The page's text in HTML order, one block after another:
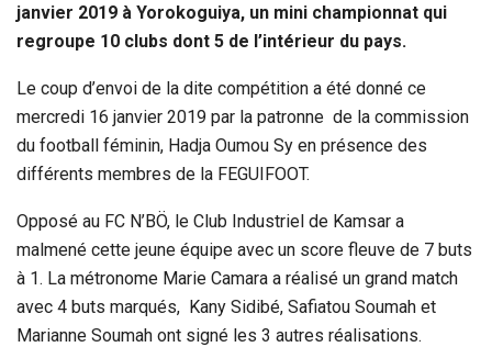
janvier 2019 à Yorokoguiya, un mini championnat qui
regroupe 10 clubs dont 5 de l’intérieur du pays.
Le coup d’envoi de la dite compétition a été donné ce
mercredi 16 janvier 2019 par la patronne de la commission
du football féminin, Hadja Oumou Sy en présence des
différents membres de la FEGUIFOOT.
Opposé au FC N’BÖ, le Club Industriel de Kamsar a
malmené cette jeune équipe avec un score fleuve de 7 buts
à 1. La métronome Marie Camara a réalisé un grand match
avec 4 buts marqués, Kany Sidibé, Safiatou Soumah et
Marianne Soumah ont signé les 3 autres réalisations.